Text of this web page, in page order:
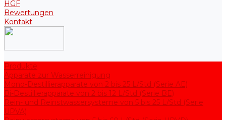
HGF
Bewertungen
Kontakt
Produkte
Apparate zur Wasserreinigung
Mono-Destillierapparate von 2 bis 25 L/Std (Serie AE)
Bi-Destillierapparate von 2 bis 12 L/Std (Serie BE)
Rein- und Reinstwassersysteme von 5 bis 25 L/Std (Serie
UPVA)